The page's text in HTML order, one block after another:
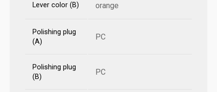
Lever color (B) orange
Polishing plug
(A)
PC
Polishing plug
(B)
PC